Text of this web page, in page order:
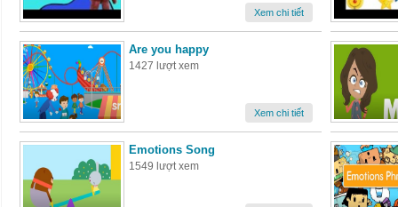
Xem chi tiết
Are you happy
1427 lượt xem
Xem chi tiết
Emotions Song
1549 lượt xem